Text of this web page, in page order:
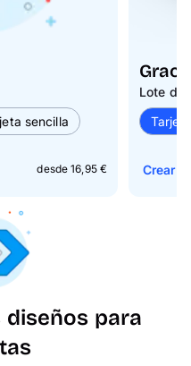
sencilla
desde 16,95 €
Lote de
Crear
para